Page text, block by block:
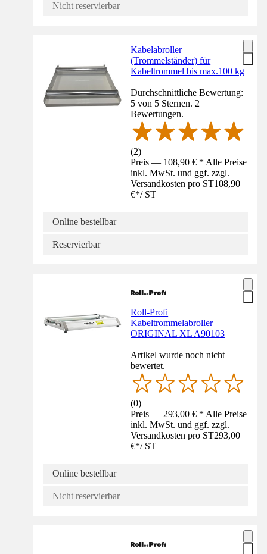
Nicht reservierbar
Kabelabroller
(Trommelständer) für
Kabeltrommel bis max.100 kg
Durchschnittliche Bewertung:
5 von 5 Sternen. 2
Bewertungen.
(2)
Preis — 108,90 € * Alle Preise
inkl. MwSt. und ggf. zzgl.
Versandkosten pro ST108,90
€*/ ST
Online bestellbar
Reservierbar
Roll-Profi
Kabeltrommelabroller
ORIGINAL XL A90103
Artikel wurde noch nicht
bewertet.
(0)
Preis — 293,00 € * Alle Preise
inkl. MwSt. und ggf. zzgl.
Versandkosten pro ST293,00
€*/ ST
Online bestellbar
Nicht reservierbar